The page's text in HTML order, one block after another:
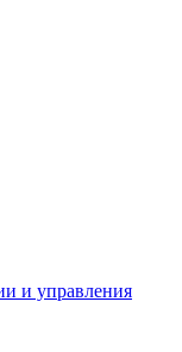
и управления